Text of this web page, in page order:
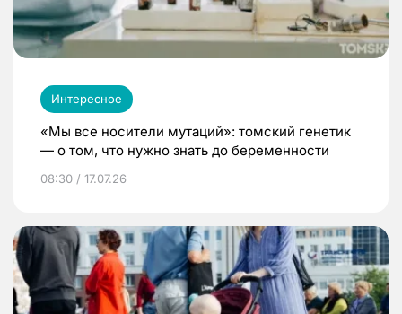
Интересное
«Мы все носители мутаций»: томский генетик
— о том, что нужно знать до беременности
08:30 / 17.07.26